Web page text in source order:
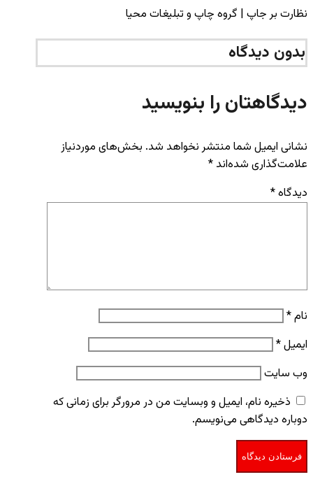
نظارت بر جاپ | گروه چاپ و تبلیغات محیا
بدون دیدگاه
دیدگاهتان را بنویسید
نشانی ایمیل شما منتشر نخواهد شد. بخش‌های موردنیاز
علامت‌گذاری شده‌اند *
دیدگاه*
نام*
ایمیل*
وب‌ سایت
ذخیره نام، ایمیل و وبسایت من در مرورگر برای زمانی که
دوباره دیدگاهی می‌نویسم.